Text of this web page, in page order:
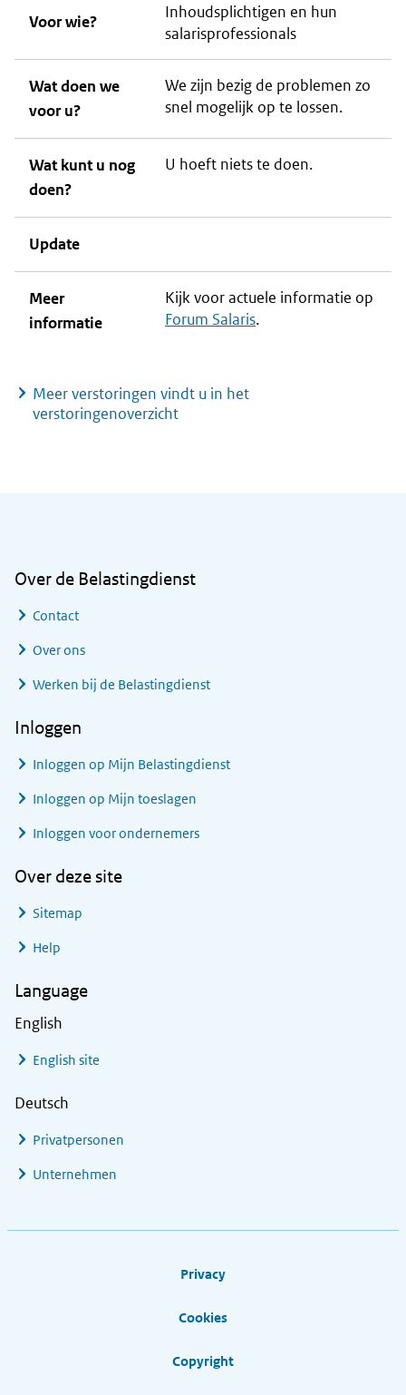
Voor wie?
Inhoudsplichtigen en hun
salarisprofessionals
Wat doen we
voor u?
We zijn bezig de problemen zo
snel mogelijk op te lossen.
Wat kunt u nog
doen?
U hoeft niets te doen.
Update
Meer
informatie
Kijk voor actuele informatie op
Forum Salaris.
Meer verstoringen vindt u in het
verstoringenoverzicht
Over de Belastingdienst
Contact
Over ons
Werken bij de Belastingdienst
Inloggen
Inloggen op Mijn Belastingdienst
Inloggen op Mijn toeslagen
Inloggen voor ondernemers
Over deze site
Sitemap
Help
Language
English
English site
Deutsch
Privatpersonen
Unternehmen
Privacy
Cookies
Copyright